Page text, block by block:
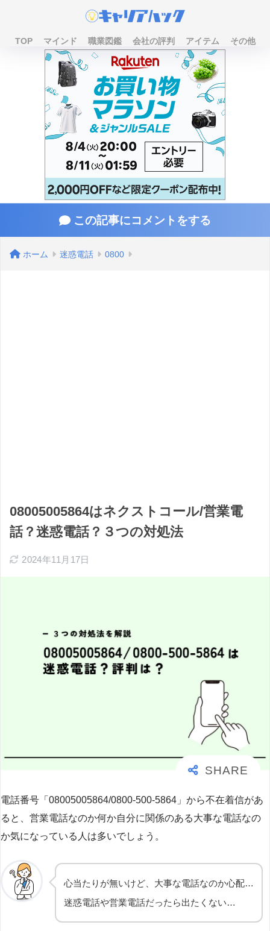
TOP マインド 職業図鑑 会社の評判 アイテム その他
この記事にコメントをする
ホーム 迷惑電話 0800
08005005864はネクストコール/営業電
話？迷惑電話？３つの対処法
2024年11月17日
電話番号「08005005864/0800-500-5864」から不在着信があ
ると、営業電話なのか何か自分に関係のある大事な電話なの
か気になっている人は多いでしょう。
心当たりが無いけど、大事な電話なのか心配…
迷惑電話や営業電話だったら出たくない…